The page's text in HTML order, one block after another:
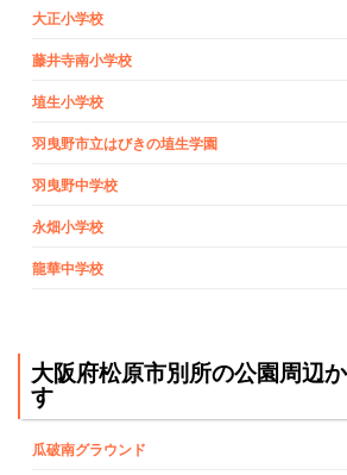
大正小学校
藤井寺南小学校
埴生小学校
羽曳野市立はびきの埴生学園
羽曳野中学校
永畑小学校
龍華中学校
大阪府松原市別所の公園周辺
す
瓜破南グラウンド